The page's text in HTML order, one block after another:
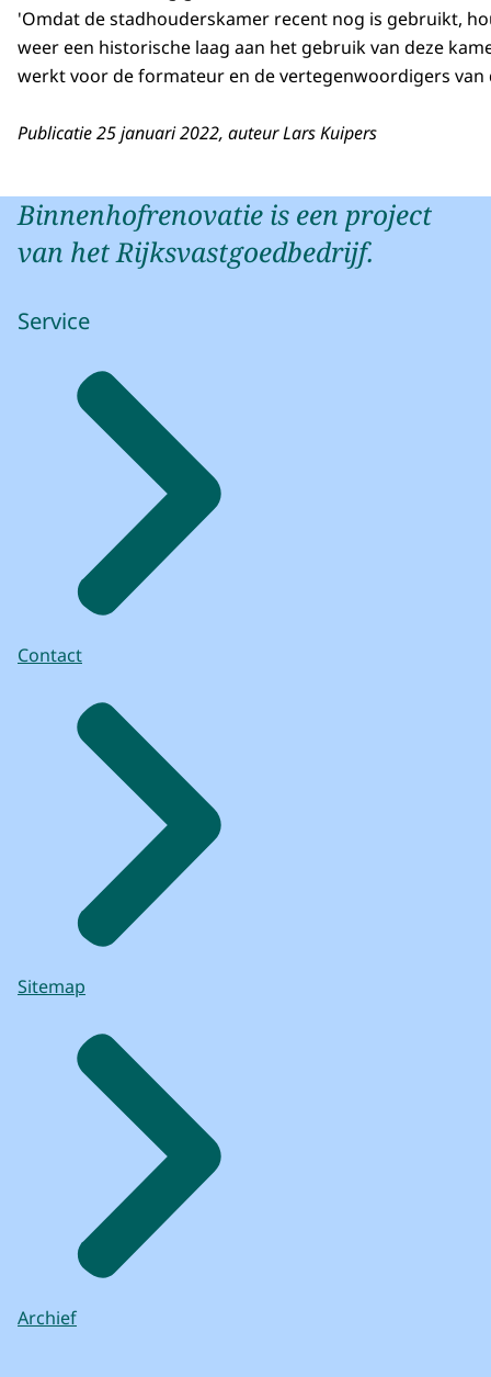
'Omdat de stadhouderskamer recent nog is gebruikt,
weer een historische laag aan het gebruik van deze
werkt voor de formateur en de vertegenwoordigers van
Publicatie 25 januari 2022, auteur Lars Kuipers
Binnenhofrenovatie is een project
van het Rijksvastgoedbedrijf.
Service
Contact
Sitemap
Archief